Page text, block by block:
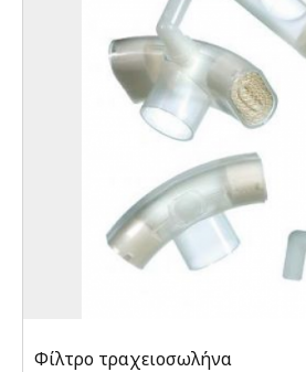
Φίλτρο τραχειοσωλήνα